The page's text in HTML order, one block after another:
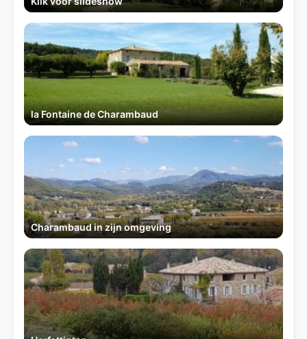
la Fontaine de Charambaud
Charambaud in zijn omgeving